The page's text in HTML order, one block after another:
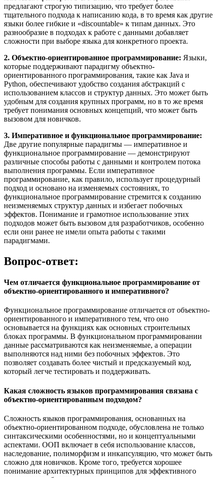
предлагают строгую типизацию, что требует более
тщательного подхода к написанию кода, в то время как другие
языки более гибкие и «discountable» к типам данных. Это
разнообразие в подходах к работе с данными добавляет
сложности при выборе языка для конкретного проекта.
2. Объектно-ориентированное программирование: Языки,
которые поддерживают парадигму объектно-
ориентированного программирования, такие как Java и
Python, обеспечивают удобство создания абстракций с
использованием классов и структур данных. Это может быть
удобным для создания крупных программ, но в то же время
требует понимания основных концепций, что может быть
вызовом для новичков.
3. Императивное и функциональное программирование:
Две другие популярные парадигмы — императивное и
функциональное программирование — демонстрируют
различные способы работы с данными и контролем потока
выполнения программы. Если императивное
программирование, как правило, использует процедурный
подход и основано на изменяемых состояниях, то
функциональное программирование стремится к созданию
неизменяемых структур данных и избегает побочных
эффектов. Понимание и грамотное использование этих
подходов может быть вызовом для разработчиков, особенно
если они ранее не имели опыта работы с такими
парадигмами.
Вопрос-ответ:
Чем отличается функциональное программирование от
объектно-ориентированного и императивного?
Функциональное программирование отличается от объектно-
ориентированного и императивного тем, что оно
основывается на функциях как основных строительных
блоках программы. В функциональном программировании
данные рассматриваются как неизменяемые, а операции
выполняются над ними без побочных эффектов. Это
позволяет создавать более чистый и предсказуемый код,
который легче тестировать и поддерживать.
Какая сложность языков программирования связана с
объектно-ориентированным подходом?
Сложность языков программирования, основанных на
объектно-ориентированном подходе, обусловлена не только
синтаксическими особенностями, но и концептуальными
аспектами. ООП включает в себя использование классов,
наследование, полиморфизм и инкапсуляцию, что может быть
сложно для новичков. Кроме того, требуется хорошее
понимание архитектурных принципов для эффективного